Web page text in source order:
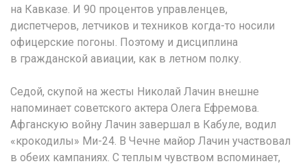
на Кавказе. И 90 процентов управленцев,
диспетчеров, летчиков и техников когда-то носили
офицерские погоны. Поэтому и дисциплина
в гражданской авиации, как в летном полку.
Седой, скупой на жесты Николай Лачин внешне
напоминает советского актера Олега Ефремова.
Афганскую войну Лачин завершал в Кабуле, водил
«крокодилы» Ми-24. В Чечне майор Лачин участвовал
в обеих кампаниях. С теплым чувством вспоминает,